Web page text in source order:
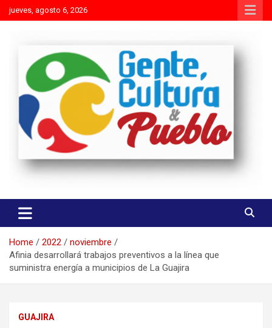
Skip
to
jueves, agosto 6, 2026
Gente Cultura y Pueblo
Home 2022
noviembre
Afinia desarrollará trabajos preventivos a la línea que
suministra energía a municipios de La Guajira
GUAJIRA